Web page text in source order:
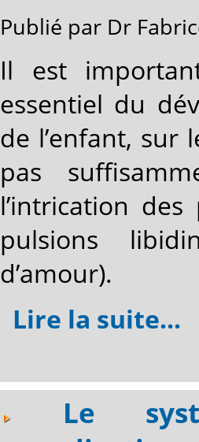
Publié par Dr
Il est
essentiel du
de l’enfant, sur
pas
l’intrication
pulsions
d’amour).
Lire la suite...
Le